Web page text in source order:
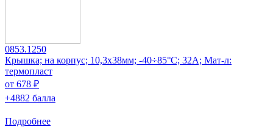
0853.1250
Крышка; на корпус; 10,3x38мм; -40÷85°C; 32А; Мат-л:
термопласт
от 678 ₽
+4882 балла
Подробнее